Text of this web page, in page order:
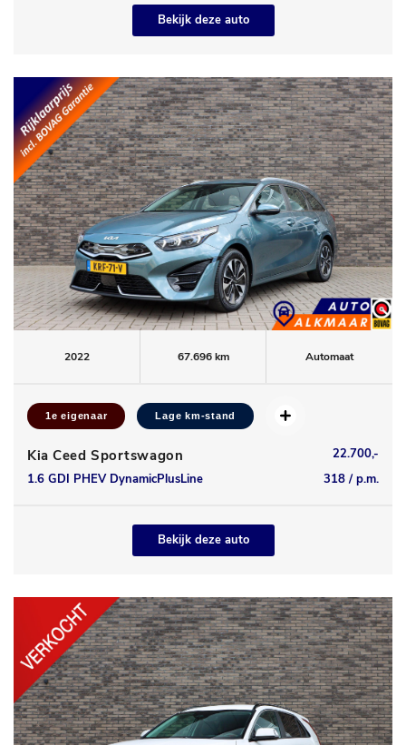
Bekijk deze auto
2022 67.696 km Automaat
1e eigenaar Lage km-stand
Kia Ceed Sportswagon
22.700,-
1.6 GDI PHEV DynamicPlusLine
318 / p.m.
Bekijk deze auto